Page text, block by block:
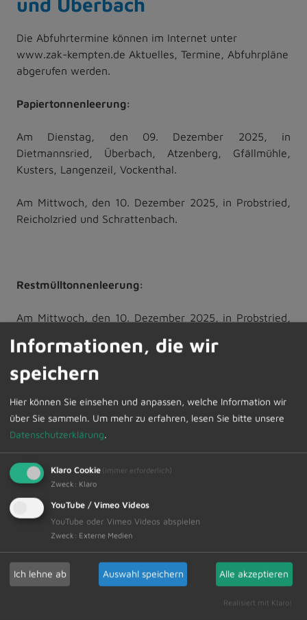
Die Abfuhrtermine können im Internet unter
www.zak-kempten.de Aktuelles, Termine, Abfuhrpläne
abgerufen werden.
Papiertonnenleerung:
Am Dienstag, den 09. Dezember 2025, in
Dietmannsried, Überbach, Atzenberg, Gfällmühle,
Kusters, Langenzeil, Vockenthal.
Am Mittwoch, den 10. Dezember 2025, in Probstried,
Reicholzried und Schrattenbach.
Restmülltonnenleerung:
Am Mittwoch, den 10. Dezember 2025, in Probstried,
Am Donnerstag, den 11. Dezember 2025, in
Dietmannsried, Atzenberg, Gfällmühle, Kusters,
Langenzeil, Vockenthal.
Die Abfuhrtermine können im Internet unter
www.zak-kempten.de
abgerufen werden.
Zur Übersicht
05.12.2025
Informationen, die wir
speichern
Hier können Sie einsehen und anpassen, welche Information wir
über Sie sammeln. Um mehr zu erfahren, lesen Sie bitte unsere
Datenschutzerklärung.
Klaro Cookie (immer erforderlich)
Zweck : Klaro
YouTube / Vimeo Videos
YouTube oder Vimeo Videos abspielen
Zweck : Externe Medien
Ich lehne ab Auswahl speichern Alle akzeptieren
Realisiert mit Klaro!